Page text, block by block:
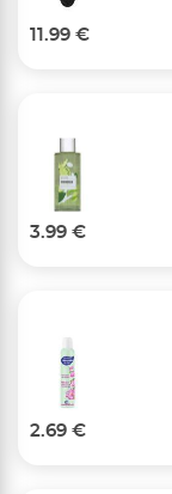
11.99 €
3.99 €
2.69 €